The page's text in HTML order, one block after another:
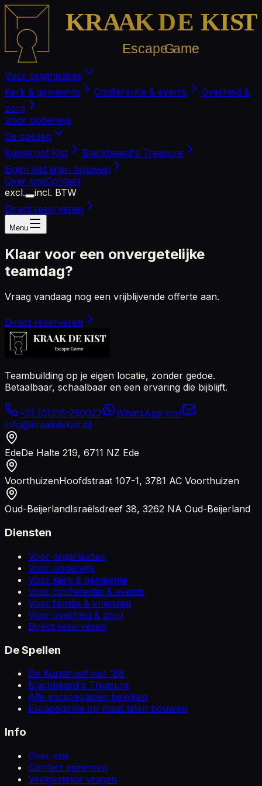
Escape
Game
KRAAKDE KIST
Voor organisaties
Kerk & gemeente
Conferentie & events
Overheid &
zorg
Voor onderwijs
De spellen
Kunstroof Kist
Blackbeard's Treasure
Eigen kist laten bouwen
Over onsContact
excl.
incl. BTW
Direct reserveren
Menu
Klaar voor een onvergetelijke
teamdag?
Vraag vandaag nog een vrijblijvende offerte aan.
Direct reserveren
Teambuilding op je eigen locatie, zonder gedoe.
Betaalbaar, schaalbaar en een ervaring die bijblijft.
+31 (0)318-250022
WhatsApp ons
info@kraakdekist.nl
EdeDe Halte 219, 6711 NZ Ede
VoorthuizenHoofdstraat 107-1, 3781 AC Voorthuizen
Oud-BeijerlandIsraëlsdreef 38, 3262 NA Oud-Beijerland
Diensten
Voor organisaties
Voor onderwijs
Voor kerk & gemeente
Voor conferentie & events
Voor familie & vrienden
Voor overheid & zorg
Direct reserveren
De Spellen
De Kunstroof van '88
Blackbeard's Treasure
Alle escapegames bekijken
Escapegame op maat laten bouwen
Info
Over ons
Contact opnemen
Veelgestelde vragen